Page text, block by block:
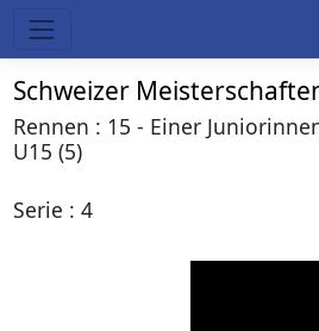
Schweizer
Rennen : 15 - Einer
U15 (5)
Serie : 4